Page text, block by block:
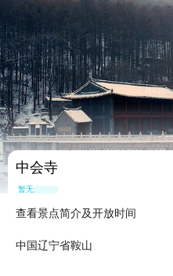
中会寺
暂无点评
查看景点简介及开放时间
中国辽宁省鞍山